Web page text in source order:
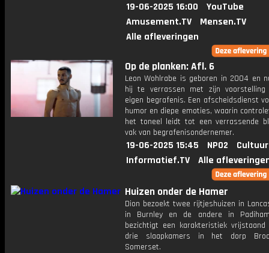
19-06-2025 16:00
YouTube
Amusement.TV
Mensen.TV
Alle afleveringen
Op de planken: Afl. 6
Leon Wohlrabe is geboren in 2004 en
hij te verrassen met zijn voorstelling
eigen begrafenis. Een afscheidsdienst
humor en diepe emoties, waarin
het toneel leidt tot een verrassende
vak van begrafenisondernemer.
19-06-2025 15:45 NPO2
Informatief.TV
Alle
Huizen onder de Hamer
Dion bezoekt twee rijtjeshuizen in
in Burnley en de andere in
bezichtigt een ​​karakteristiek
drie slaapkamers in het dorp
Somerset.